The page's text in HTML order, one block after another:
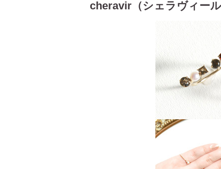
cheravir（シェラヴィー